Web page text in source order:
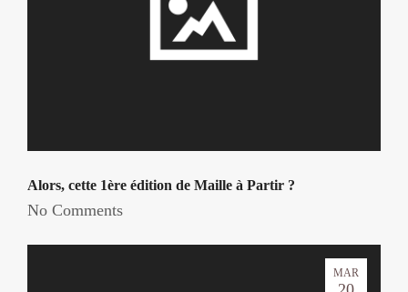
Alors, cette 1ère édition de Maille à Partir ?
No Comments
MAR